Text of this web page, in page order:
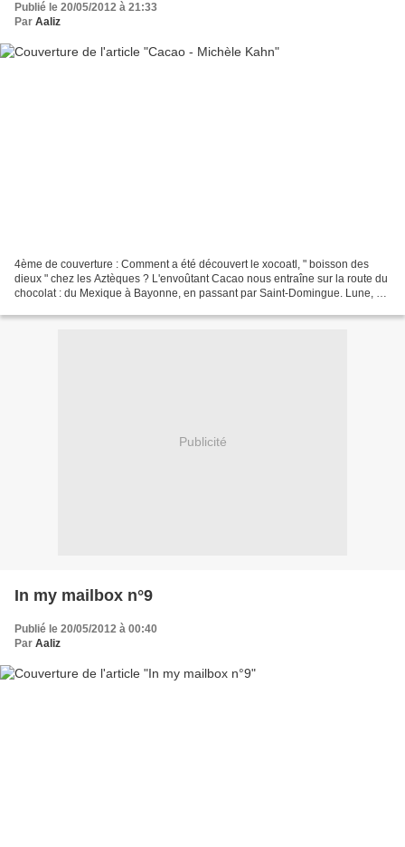
Publié le 20/05/2012 à 21:33
Par Aaliz
4ème de couverture : Comment a été découvert le xocoatl, " boisson des
dieux " chez les Aztèques ? L'envoûtant Cacao nous entraîne sur la route du
chocolat : du Mexique à Bayonne, en passant par Saint-Domingue. Lune, au
Publicité
In my mailbox n°9
Publié le 20/05/2012 à 00:40
Par Aaliz